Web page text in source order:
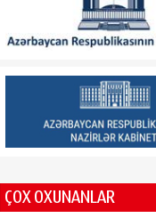
“Xəzər-Qara dəniz-Avropa
Yaşıl Enerji Dəhlizi”
arasında yeni enerji
körpüsü formalaşdırır
İlin birinci yarısında “Azəri-
milyard kubmetr səmt qazı
verilib
ÇOX OXUNANLAR